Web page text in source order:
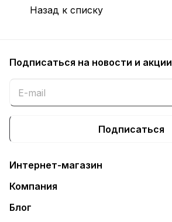
Назад к списку
Подписаться на новости и акции
Подписаться
Интернет-магазин
Компания
Блог